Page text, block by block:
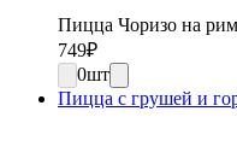
Пицца Чоризо на
749₽
0шт
Пицца с грушей и